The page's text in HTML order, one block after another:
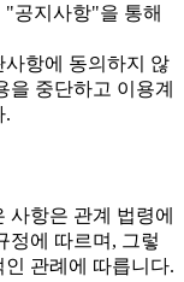
공지사항"을 통해
항에 동의하지 않
을 중단하고 이용계
.
사항은 관계 법령에
정에 따르며, 그렇
관례에 따릅니다.